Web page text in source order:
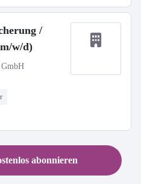
/
w/d)
abonnieren